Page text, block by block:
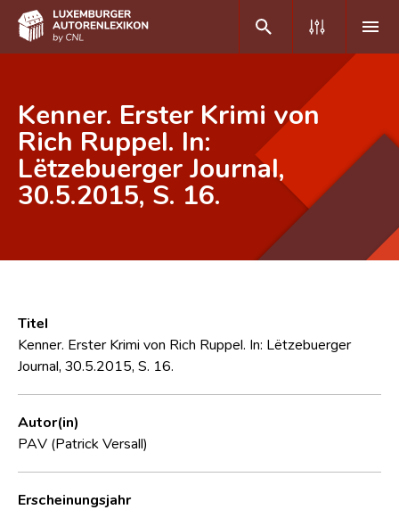
DE FR
Home
Autor(inn)en A-Z
Forschungsgruppe
Kenner. Erster Krimi von
Rich Ruppel. In:
Lëtzebuerger Journal,
30.5.2015, S. 16.
Titel
Kenner. Erster Krimi von Rich Ruppel. In: Lëtzebuerger
Journal, 30.5.2015, S. 16.
Autor(in)
PAV (Patrick Versall)
Erscheinungsjahr